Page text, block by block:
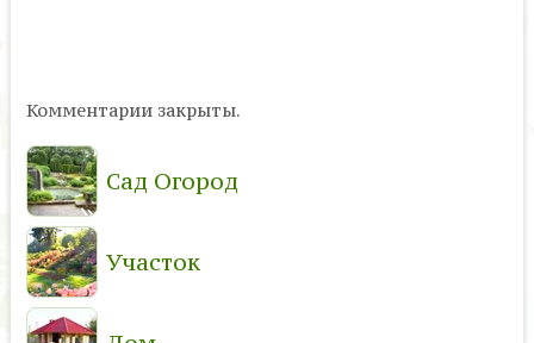
Комментарии закрыты.
Сад Огород
Участок